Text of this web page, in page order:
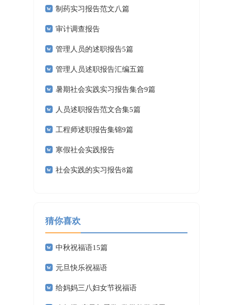
制药实习报告范文八篇
审计调查报告
管理人员的述职报告5篇
管理人员述职报告汇编五篇
暑期社会实践实习报告集合9篇
人员述职报告范文合集5篇
工程师述职报告集锦9篇
寒假社会实践报告
社会实践的实习报告8篇
猜你喜欢
中秋祝福语15篇
元旦快乐祝福语
给妈妈三八妇女节祝福语